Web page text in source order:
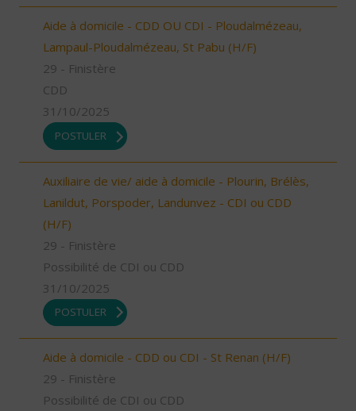
Aide à domicile - CDD OU CDI - Ploudalmézeau,
Lampaul-Ploudalmézeau, St Pabu (H/F)
29 - Finistère
CDD
31/10/2025
POSTULER
Auxiliaire de vie/ aide à domicile - Plourin, Brélès,
Lanildut, Porspoder, Landunvez - CDI ou CDD
(H/F)
29 - Finistère
Possibilité de CDI ou CDD
31/10/2025
POSTULER
Aide à domicile - CDD ou CDI - St Renan (H/F)
29 - Finistère
Possibilité de CDI ou CDD